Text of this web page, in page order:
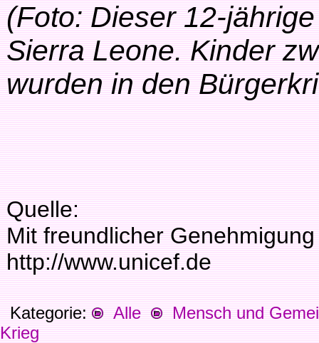
(Foto: Dieser 12-
Sierra Leone. Kinder
wurden in den
Quelle:
Mit freundlicher
http://www.unicef.de
Kategorie: Alle
Mensch und
Krieg